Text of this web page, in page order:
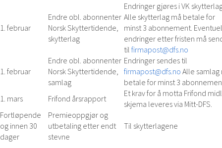
1. februar
Endre obl. abonnenter
Norsk Skyttertidende,
skytterlag
Endringer gjøres i VK
Alle skytterlag må betale for
minst 3 abonnement.
endringer etter fristen må
til firmapost@dfs.no
1. februar
Endre obl. abonnenter
Norsk Skyttertidende,
samlag
Endringer sendes til
firmapost@dfs.no Alle samlag
betale for minst 3
1. mars
Frifond årsrapport
Et krav for å motta Frifond
skjema leveres via Mitt-DFS.
Fortløpende
og innen 30
dager
Premieoppgjør og
utbetaling etter endt
stevne
Til skytterlagene